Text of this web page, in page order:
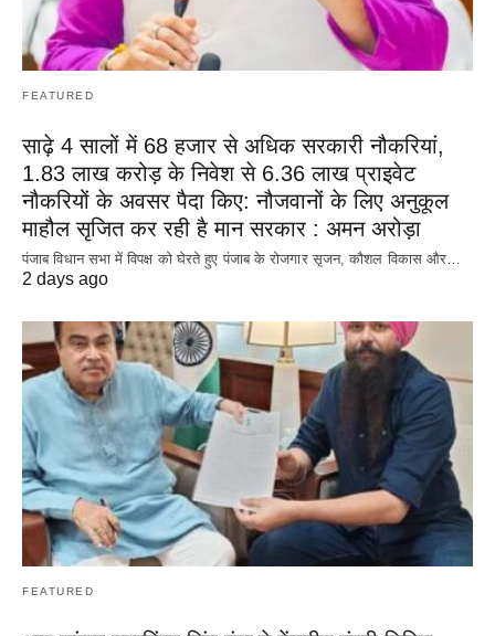
FEATURED
साढ़े 4 सालों में 68 हजार से अधिक सरकारी नौकरियां,
1.83 लाख करोड़ के निवेश से 6.36 लाख प्राइवेट
नौकरियों के अवसर पैदा किए: नौजवानों के लिए अनुकूल
माहौल सृजित कर रही है मान सरकार : अमन अरोड़ा
पंजाब विधान सभा में विपक्ष को घेरते हुए पंजाब के रोजगार सृजन, कौशल विकास और…
2 days ago
FEATURED